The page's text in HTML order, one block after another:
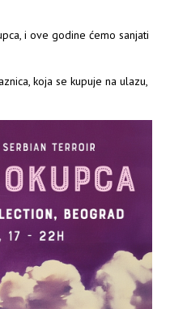
i ove godine ćemo sanjati
koja se kupuje na ulazu,